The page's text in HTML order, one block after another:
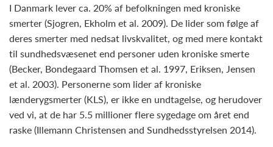
I Danmark lever ca. 20% af befolkningen med kroniske
smerter (Sjogren, Ekholm et al. 2009). De lider som følge af
deres smerter med nedsat livskvalitet, og med mere kontakt
til sundhedsvæsenet end personer uden kroniske smerte
(Becker, Bondegaard Thomsen et al. 1997, Eriksen, Jensen
et al. 2003). Personerne som lider af kroniske
lænderygsmerter (KLS), er ikke en undtagelse, og herudover
ved vi, at de har 5.5 millioner flere sygedage om året end
raske (Illemann Christensen and Sundhedsstyrelsen 2014).